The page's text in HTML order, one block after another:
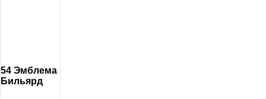
54 Эмблема
Бильярд